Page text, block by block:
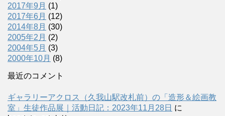
2017年9月 (1)
2017年6月 (12)
2014年8月 (30)
2005年2月 (2)
2004年5月 (3)
2000年10月 (8)
最近のコメント
ギャラリーアクロス（久我山駅改札前）の「造形＆絵画教
室」生徒作品展｜活動日記：2023年11月28日 に